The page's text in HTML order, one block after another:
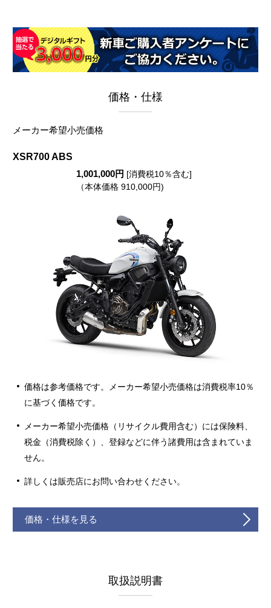
価格・仕様
メーカー希望小売価格
XSR700 ABS
1,001,000円 [消費税10％含む]
（本体価格 910,000円)
価格は参考価格です。メーカー希望小売価格は消費税率10％
に基づく価格です。
メーカー希望小売価格（リサイクル費用含む）には保険料、
税金（消費税除く）、登録などに伴う諸費用は含まれていま
せん。
詳しくは販売店にお問い合わせください。
価格・仕様を見る
取扱説明書